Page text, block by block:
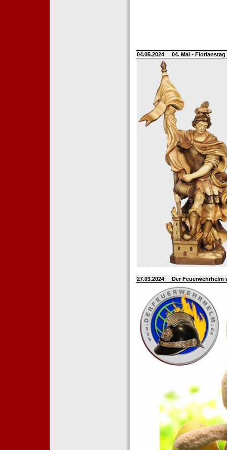
04.05.2024 04. Mai -
27.03.2024 Der